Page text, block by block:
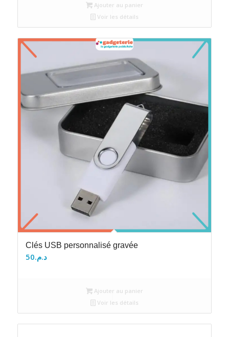
Ajouter au panier
Voir les détails
Clés USB personnalisé gravée
د.م.50
Ajouter au panier
Voir les détails